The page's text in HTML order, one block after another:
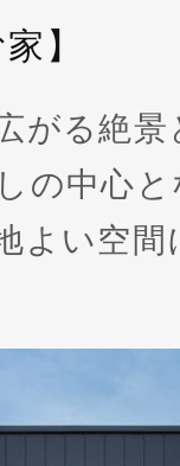
】
がる絶
の中心
よい空